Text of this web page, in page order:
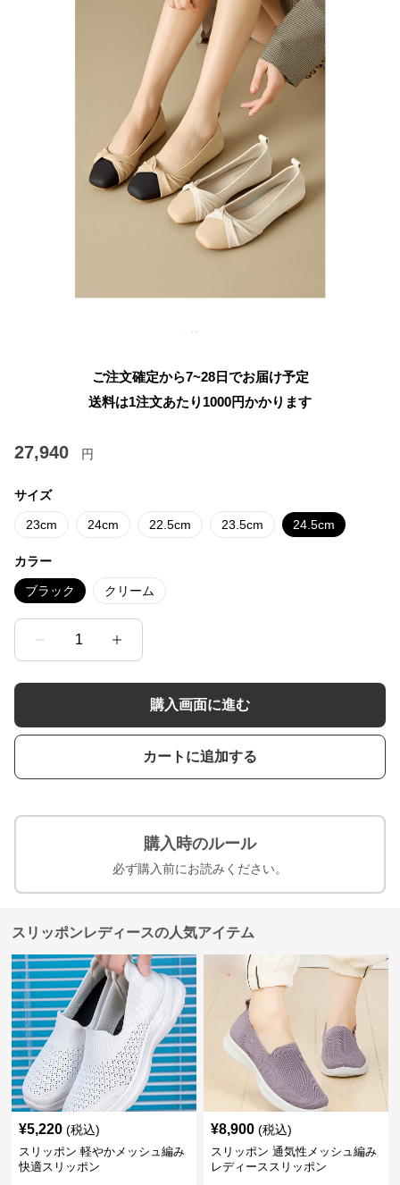
ご注文確定から7~28日でお届け予定
送料は1注文あたり 1000円かかります
27,940 円
サイズ
23cm 24cm 22.5cm 23.5cm 24.5cm
カラー
ブラック クリーム
1
購入画面に進む
カートに追加する
購入時のルール
必ず購入前にお読みください。
スリッポンレディースの人気アイテム
¥5,220 (税込)
スリッポン 軽やかメッシュ編み
快適スリッポン
¥8,900 (税込)
スリッポン 通気性メッシュ編み
レディーススリッポン